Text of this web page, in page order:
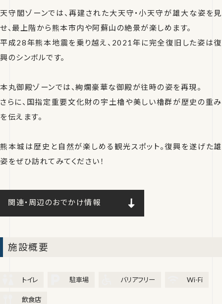
天守閣ゾーンでは、再建された大天守・小天守が雄大な姿を見
せ、最上階から熊本市内や阿蘇山の絶景が楽しめます。
平成28年熊本地震を乗り越え、2021年に完全復旧した姿は復
興のシンボルです。
本丸御殿ゾーンでは、絢爛豪華な御殿が往時の姿を再現。
さらに、国指定重要文化財の宇土櫓や美しい櫓群が歴史の重み
を伝えます。
熊本城は歴史と自然が楽しめる観光スポット。復興を遂げた雄
姿をぜひ訪れてみてください！
関連・周辺のおでかけ情報
施設概要
トイレ 駐車場 バリアフリー Wi-Fi
飲食店